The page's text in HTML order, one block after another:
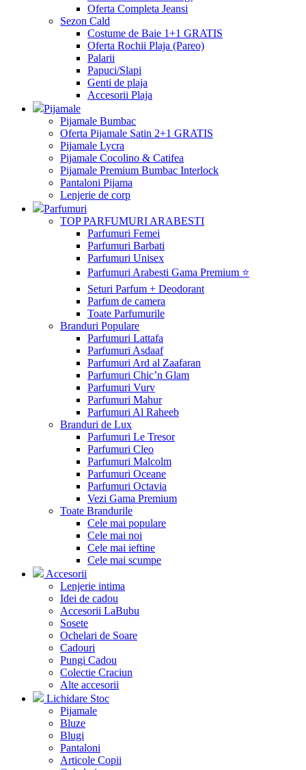
Oferta Completa Jeansi
Sezon Cald
Costume de Baie 1+1 GRATIS
Oferta Rochii Plaja (Pareo)
Palarii
Papuci/Slapi
Genti de plaja
Accesorii Plaja
Pijamale
Pijamale Bumbac
Oferta Pijamale Satin 2+1 GRATIS
Pijamale Lycra
Pijamale Cocolino & Catifea
Pijamale Premium Bumbac Interlock
Pantaloni Pijama
Lenjerie de corp
Parfumuri
TOP PARFUMURI ARABESTI
Parfumuri Femei
Parfumuri Barbati
Parfumuri Unisex
Parfumuri Arabesti Gama Premium ⭐
Seturi Parfum + Deodorant
Parfum de camera
Toate Parfumurile
Branduri Populare
Parfumuri Lattafa
Parfumuri Asdaaf
Parfumuri Ard al Zaafaran
Parfumuri Chic’n Glam
Parfumuri Vurv
Parfumuri Mahur
Parfumuri Al Raheeb
Branduri de Lux
Parfumuri Le Tresor
Parfumuri Cleo
Parfumuri Malcolm
Parfumuri Oceane
Parfumuri Octavia
Vezi Gama Premium
Toate Brandurile
Cele mai populare
Cele mai noi
Cele mai ieftine
Cele mai scumpe
Accesorii
Lenjerie intima
Idei de cadou
Accesorii LaBubu
Sosete
Ochelari de Soare
Cadouri
Pungi Cadou
Colectie Craciun
Alte accesorii
Lichidare Stoc
Pijamale
Bluze
Blugi
Pantaloni
Articole Copii